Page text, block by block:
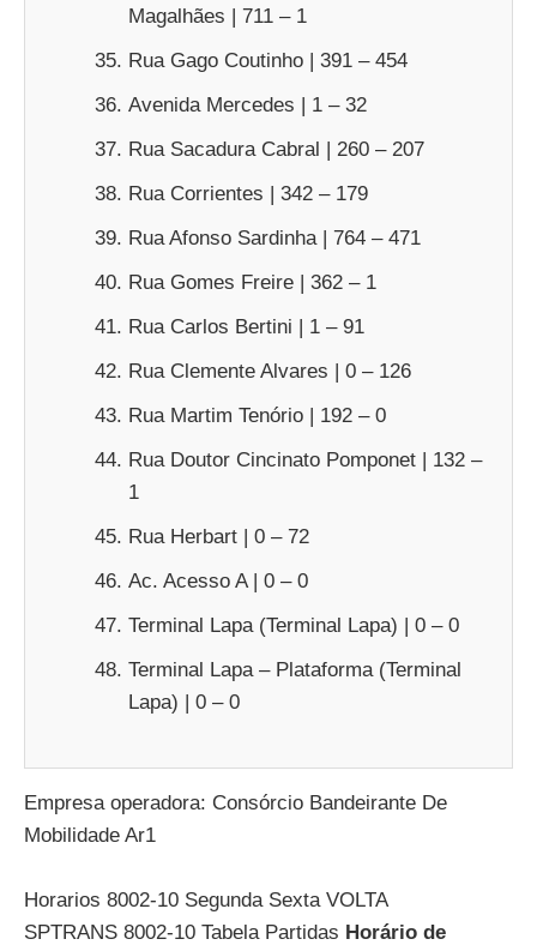
Magalhães | 711 – 1
Rua Gago Coutinho | 391 – 454
Avenida Mercedes | 1 – 32
Rua Sacadura Cabral | 260 – 207
Rua Corrientes | 342 – 179
Rua Afonso Sardinha | 764 – 471
Rua Gomes Freire | 362 – 1
Rua Carlos Bertini | 1 – 91
Rua Clemente Alvares | 0 – 126
Rua Martim Tenório | 192 – 0
Rua Doutor Cincinato Pomponet | 132 –
1
Rua Herbart | 0 – 72
Ac. Acesso A | 0 – 0
Terminal Lapa (Terminal Lapa) | 0 – 0
Terminal Lapa – Plataforma (Terminal
Lapa) | 0 – 0
Empresa operadora: Consórcio Bandeirante De
Mobilidade Ar1
Horarios 8002-10 Segunda Sexta VOLTA
SPTRANS 8002-10 Tabela Partidas Horário de